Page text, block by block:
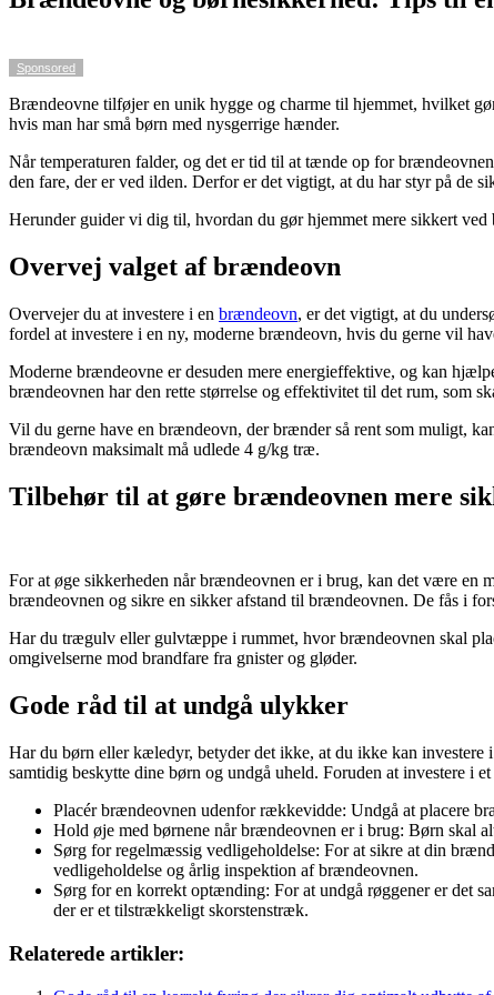
Sponsored
Brændeovne tilføjer en unik hygge og charme til hjemmet, hvilket
hvis man har små børn med nysgerrige hænder.
Når temperaturen falder, og det er tid til at tænde op for
den fare, der er ved ilden. Derfor er det vigtigt, at du har styr på de
Herunder guider vi dig til, hvordan du gør hjemmet mere sikkert
Overvej valget af brændeovn
Overvejer du at investere i en brændeovn, er det vigtigt, at du
fordel at investere i en ny, moderne brændeovn, hvis du gerne vil
Moderne brændeovne er desuden mere energieffektive, og kan
brændeovnen har den rette størrelse og effektivitet til det rum, som
Vil du gerne have en brændeovn, der brænder så rent som muligt,
brændeovn maksimalt må udlede 4 g/kg træ.
Tilbehør til at gøre brændeovnen mere
For at øge sikkerheden når brændeovnen er i brug, kan det være
brændeovnen og sikre en sikker afstand til brændeovnen. De fås i
Har du trægulv eller gulvtæppe i rummet, hvor brændeovnen skal
omgivelserne mod brandfare fra gnister og gløder.
Gode råd til at undgå ulykker
Har du børn eller kæledyr, betyder det ikke, at du ikke kan
samtidig beskytte dine børn og undgå uheld. Foruden at investere i
Placér brændeovnen udenfor rækkevidde: Undgå at placere
Hold øje med børnene når brændeovnen er i brug: Børn skal
Sørg for regelmæssig vedligeholdelse: For at sikre at din
vedligeholdelse og årlig inspektion af brændeovnen.
Sørg for en korrekt optænding: For at undgå røggener er det
der er et tilstrækkeligt skorstenstræk.
Relaterede artikler: